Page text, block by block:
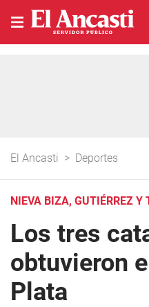
El Ancasti > Deportes
NIEVA BIZA, GUTIÉRREZ Y
Los tres
obtuvieron
Plata